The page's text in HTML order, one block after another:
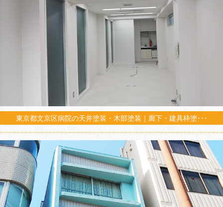
東京都文京区病院の天井塗装・木部塗装｜廊下・建具枠塗･･･